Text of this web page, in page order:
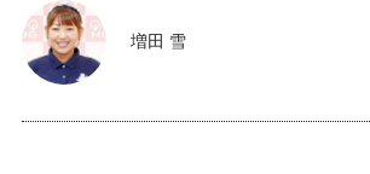
増田 雪